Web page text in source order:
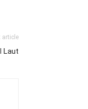
article
Laut